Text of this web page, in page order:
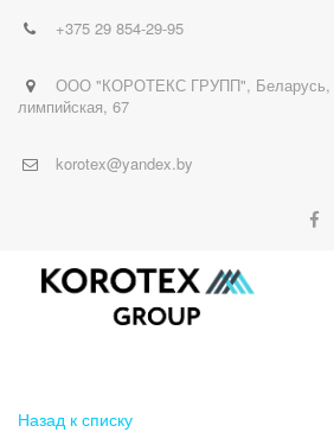
+375 29 854-29-95
ООО "КОРОТЕКС ГРУПП", Беларусь,
лимпийская, 67
korotex@yandex.by
Назад к списку